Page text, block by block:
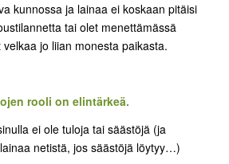
kunnossa ja lainaa ei koskaan pitäisi
tai olet menettämässä
jo liian monesta paikasta.
rooli on elintärkeä.
ei ole tuloja tai säästöjä (ja
netistä, jos säästöjä löytyy…)